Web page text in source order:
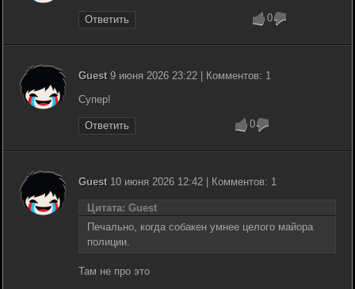
Ответить 0
Guest9 июня 2026 23:22 | Комментов: 1
Супер!
Ответить 0
Guest10 июня 2026 12:42 | Комментов: 1
Цитата: Guest
Печально, когда собакен умнее целого майора
полиции.
Там не про это